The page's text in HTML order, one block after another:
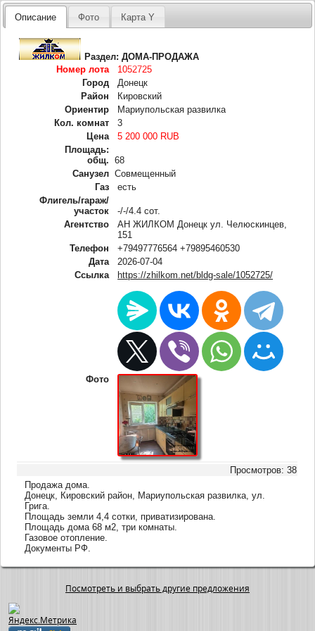
Описание Фото Карта Y
Раздел:ДОМА-ПРОДАЖА
Номер лота
1052725
Город
Донецк
Район
Кировский
Ориентир
Мариупольская развилка
Кол. комнат
3
Цена
5 200 000 RUB
Площадь:
общ.
68
Санузел Совмещенный
Газ
есть
Флигель/гараж/
участок
-/-/4.4 сот.
Агентство
АН ЖИЛКОМ Донецк ул. Челюскинцев,
151
Телефон
+79497776564 +79895460530
Дата
2026-07-04
Ссылка
https://zhilkom.net/bldg-sale/1052725/
Фото
Просмотров: 38
Продажа дома.
Донецк, Кировский район, Мариупольская развилка, ул.
Грига.
Площадь земли 4,4 сотки, приватизирована.
Площадь дома 68 м2, три комнаты.
Газовое отопление.
Документы РФ.
Посмотреть и выбрать другие предложения